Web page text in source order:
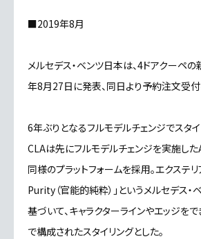
■2019年8月
メルセデス・ベンツ日本は、4ドアクーペの
年8月27日に発表、同日より予約注文受付
6年ぶりとなるフルモデルチェンジでスタ
CLAは先にフルモデルチェンジを実施し
同様のプラットフォームを採用。エクステ
Purity（官能的純粋）」というメルセデス
基づいて、キャラクターラインやエッジを
で構成されたスタイリングとした。